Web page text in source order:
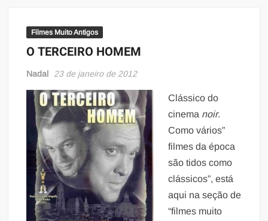
Filmes Muito Antigos
O TERCEIRO HOMEM
Nadal 23 de janeiro de 2012
Clássico do
cinema noir.
Como vários”
filmes da época
são tidos como
clássicos”, está
aqui na seção de
“filmes muito